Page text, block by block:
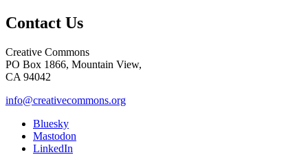
Contact Us
Creative Commons
PO Box 1866, Mountain View,
CA 94042
info@creativecommons.org
Bluesky
Mastodon
LinkedIn